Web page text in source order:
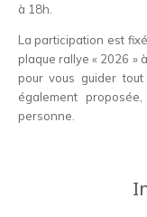
à 18h.
La participation est
plaque rallye « 2026 »
pour vous guider
également
personne.